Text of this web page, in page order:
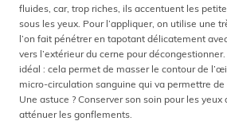
fluides, car, trop riches, ils accentuent les
sous les yeux. Pour l’appliquer, on utilise une
l’on fait pénétrer en tapotant délicatement
vers l’extérieur du cerne pour
idéal : cela permet de masser le contour de
micro-circulation sanguine qui va permettre de
Une astuce ? Conserver son soin pour les yeux
atténuer les gonflements.